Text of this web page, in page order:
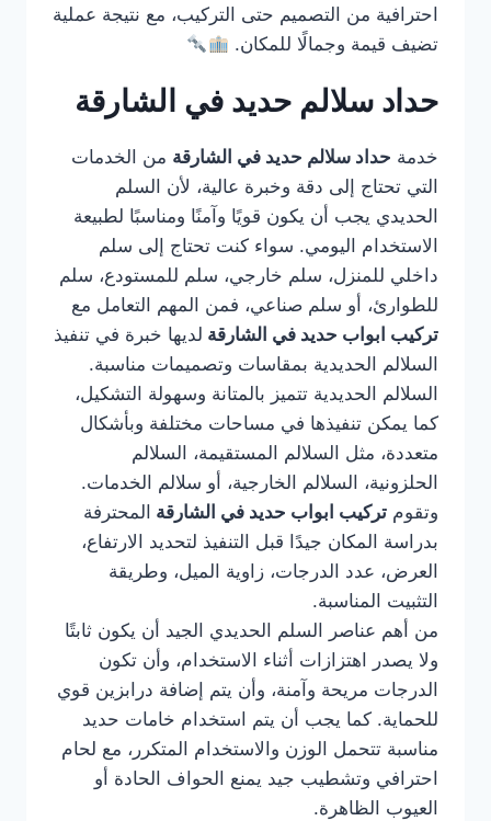
احترافية من التصميم حتى التركيب، مع نتيجة عملية
تضيف قيمة وجمالًا للمكان.
حداد سلالم حديد في الشارقة
خدمة حداد سلالم حديد في الشارقة من الخدمات
التي تحتاج إلى دقة وخبرة عالية، لأن السلم
الحديدي يجب أن يكون قويًا وآمنًا ومناسبًا لطبيعة
الاستخدام اليومي. سواء كنت تحتاج إلى سلم
داخلي للمنزل، سلم خارجي، سلم للمستودع، سلم
للطوارئ، أو سلم صناعي، فمن المهم التعامل مع
تركيب ابواب حديد في الشارقة لديها خبرة في تنفيذ
السلالم الحديدية بمقاسات وتصميمات مناسبة.
السلالم الحديدية تتميز بالمتانة وسهولة التشكيل،
كما يمكن تنفيذها في مساحات مختلفة وبأشكال
متعددة، مثل السلالم المستقيمة، السلالم
الحلزونية، السلالم الخارجية، أو سلالم الخدمات.
وتقوم تركيب ابواب حديد في الشارقة المحترفة
بدراسة المكان جيدًا قبل التنفيذ لتحديد الارتفاع،
العرض، عدد الدرجات، زاوية الميل، وطريقة
التثبيت المناسبة.
من أهم عناصر السلم الحديدي الجيد أن يكون ثابتًا
ولا يصدر اهتزازات أثناء الاستخدام، وأن تكون
الدرجات مريحة وآمنة، وأن يتم إضافة درابزين قوي
للحماية. كما يجب أن يتم استخدام خامات حديد
مناسبة تتحمل الوزن والاستخدام المتكرر، مع لحام
احترافي وتشطيب جيد يمنع الحواف الحادة أو
العيوب الظاهرة.